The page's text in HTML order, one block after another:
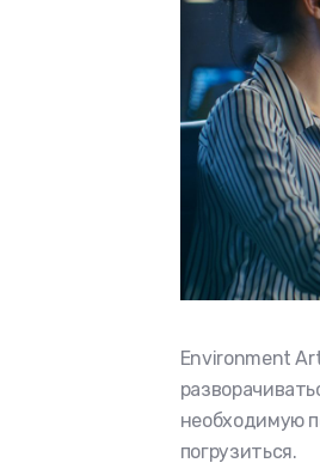
Environment
необходимую
погрузиться.